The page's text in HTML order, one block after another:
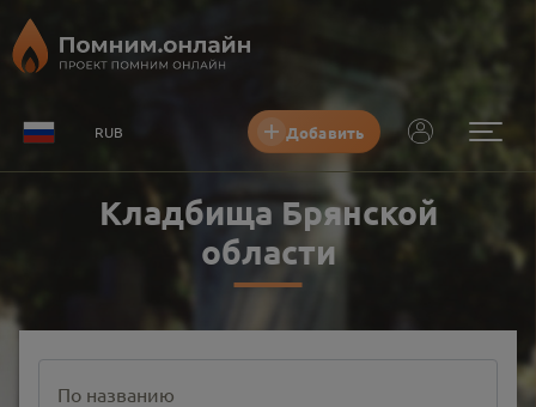
RUB Добавить
Кладбища Брянской
области
По названию